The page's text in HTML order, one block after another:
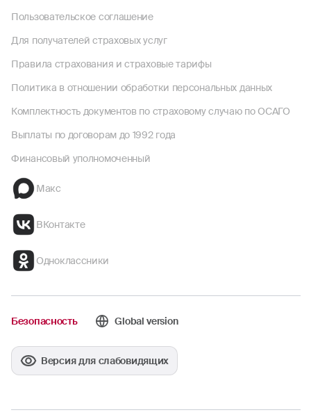
Пользовательское соглашение
Для получателей страховых услуг
Правила страхования и страховые тарифы
Политика в отношении обработки персональных данных
Комплектность документов по страховому случаю по ОСАГО
Выплаты по договорам до 1992 года
Финансовый уполномоченный
Макс
ВКонтакте
Одноклассники
Безопасность Global version
Версия для слабовидящих